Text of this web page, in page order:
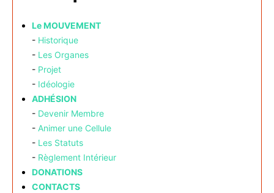
Le MOUVEMENT
- Historique
- Les Organes
- Projet
- Idéologie
ADHÉSION
- Devenir Membre
- Animer une Cellule
- Les Statuts
- Règlement Intérieur
DONATIONS
CONTACTS